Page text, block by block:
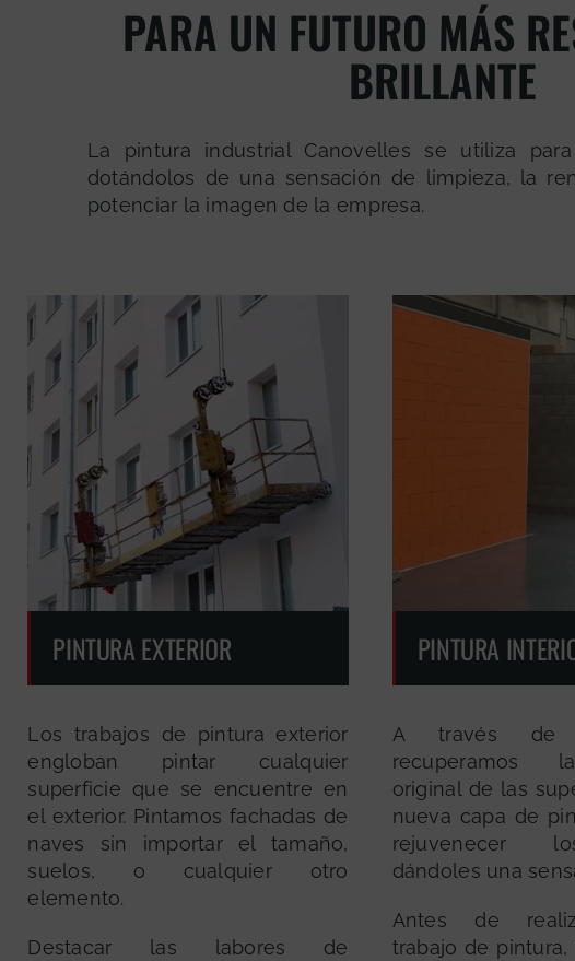
PARA UN FUTURO MÁS
BRILLANTE
La pintura industrial Canovelles se utiliza
dotándolos de una sensación de limpieza, la
potenciar la imagen de la empresa.
PINTURA EXTERIOR
Los trabajos de pintura exterior
engloban pintar cualquier
superficie que se encuentre en
el exterior. Pintamos fachadas de
naves sin importar el tamaño,
suelos, o cualquier otro
elemento.
Destacar las labores de
PINTURA
A través de
recuperamos
original de las
nueva capa de
rejuvenecer
dándoles una
Antes de
trabajo de pintura,